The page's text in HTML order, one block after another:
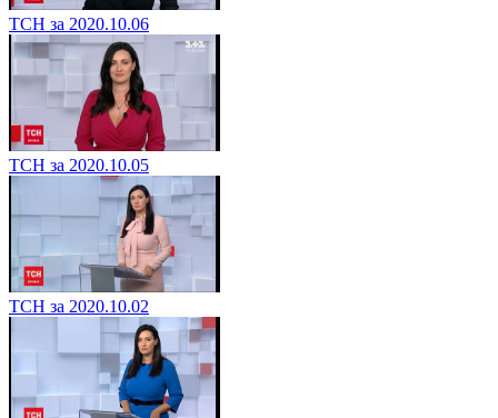
ТСН за 2020.10.06
ТСН за 2020.10.05
ТСН за 2020.10.02